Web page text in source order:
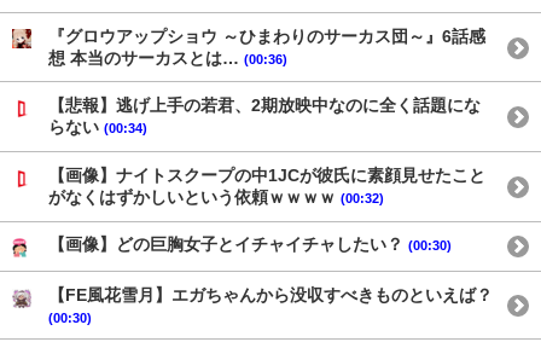
『グロウアップショウ ～ひまわりのサーカス団～』6話感
想 本当のサーカスとは… (00:36)
【悲報】逃げ上手の若君、2期放映中なのに全く話題にな
らない (00:34)
【画像】ナイトスクープの中1JCが彼氏に素顔見せたこと
がなくはずかしいという依頼ｗｗｗｗ (00:32)
【画像】どの巨胸女子とイチャイチャしたい？ (00:30)
【FE風花雪月】エガちゃんから没収すべきものといえば？
(00:30)